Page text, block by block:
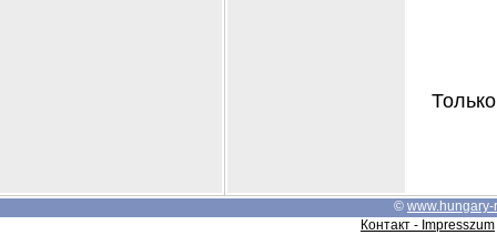
© www.hungary-
Контакт - Impresszum